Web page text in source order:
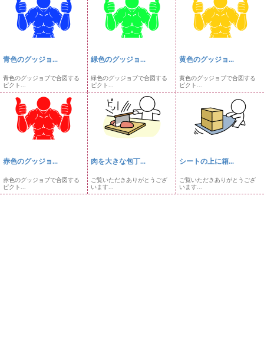
青色のグッジョ...
青色のグッジョブで合図する
ピクト...
緑色のグッジョ...
緑色のグッジョブで合図する
ピクト...
黄色のグッジョ...
黄色のグッジョブで合図する
ピクト...
赤色のグッジョ...
赤色のグッジョブで合図する
ピクト...
肉を大きな包丁...
ご覧いただきありがとうござ
います...
シートの上に箱...
ご覧いただきありがとうござ
います...